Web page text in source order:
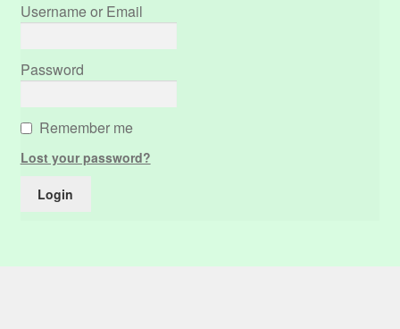
Username or Email
Password
Remember me
Lost your password?